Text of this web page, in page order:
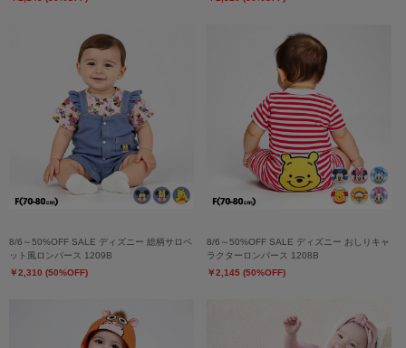
8/6～50%OFF SALE ディズニー 総柄サロペ
ット風ロンパース 1209B
￥2,310 (50%OFF)
8/6～50%OFF SALE ディズニー おしりキャ
ラクターロンパース 1208B
￥2,145 (50%OFF)